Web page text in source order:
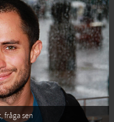
fråga sen